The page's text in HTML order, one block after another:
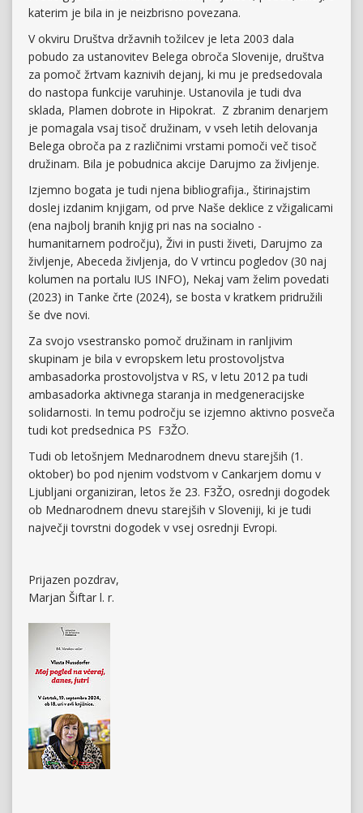
katerim je bila in je neizbrisno povezana.
V okviru Društva državnih tožilcev je leta 2003 dala
pobudo za ustanovitev Belega obroča Slovenije, društva
za pomoč žrtvam kaznivih dejanj, ki mu je predsedovala
do nastopa funkcije varuhinje. Ustanovila je tudi dva
sklada, Plamen dobrote in Hipokrat. Z zbranim denarjem
je pomagala vsaj tisoč družinam, v vseh letih delovanja
Belega obroča pa z različnimi vrstami pomoči več tisoč
družinam. Bila je pobudnica akcije Darujmo za življenje.
Izjemno bogata je tudi njena bibliografija., štirinajstim
doslej izdanim knjigam, od prve Naše deklice z vžigalicami
(ena najbolj branih knjig pri nas na socialno -
humanitarnem področju), Živi in pusti živeti, Darujmo za
življenje, Abeceda življenja, do V vrtincu pogledov (30 naj
kolumen na portalu IUS INFO), Nekaj vam želim povedati
(2023) in Tanke črte (2024), se bosta v kratkem pridružili
še dve novi.
Za svojo vsestransko pomoč družinam in ranljivim
skupinam je bila v evropskem letu prostovoljstva
ambasadorka prostovoljstva v RS, v letu 2012 pa tudi
ambasadorka aktivnega staranja in medgeneracijske
solidarnosti. In temu področju se izjemno aktivno posveča
tudi kot predsednica PS F3ŽO.
Tudi ob letošnjem Mednarodnem dnevu starejših (1.
oktober) bo pod njenim vodstvom v Cankarjem domu v
Ljubljani organiziran, letos že 23. F3ŽO, osrednji dogodek
ob Mednarodnem dnevu starejših v Sloveniji, ki je tudi
največji tovrstni dogodek v vsej osrednji Evropi.
Prijazen pozdrav,
Marjan Šiftar l. r.